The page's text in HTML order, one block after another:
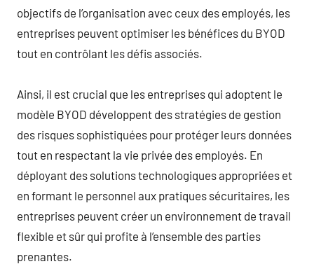
objectifs de l’organisation avec ceux des employés, les
entreprises peuvent optimiser les bénéfices du BYOD
tout en contrôlant les défis associés.
Ainsi, il est crucial que les entreprises qui adoptent le
modèle BYOD développent des stratégies de gestion
des risques sophistiquées pour protéger leurs données
tout en respectant la vie privée des employés. En
déployant des solutions technologiques appropriées et
en formant le personnel aux pratiques sécuritaires, les
entreprises peuvent créer un environnement de travail
flexible et sûr qui profite à l’ensemble des parties
prenantes.